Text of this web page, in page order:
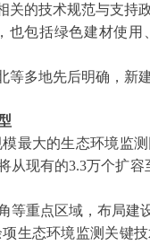
关的技术规范与支持
也包括绿色建材使
等多地先后明确，新
最大的生态环境监
从现有的3.3万个扩
等重点区域，布局建
生态环境监测关键